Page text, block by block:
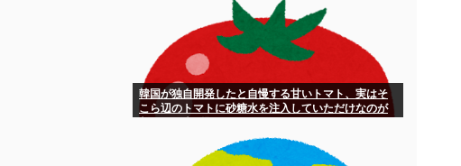
韓国が独自開発したと自慢する甘いトマト、実はそ
こら辺のトマトに砂糖水を注入していただけなのが